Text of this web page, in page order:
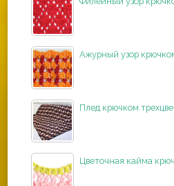
Ажурный узор
Плед крючком
Цветочная кайма